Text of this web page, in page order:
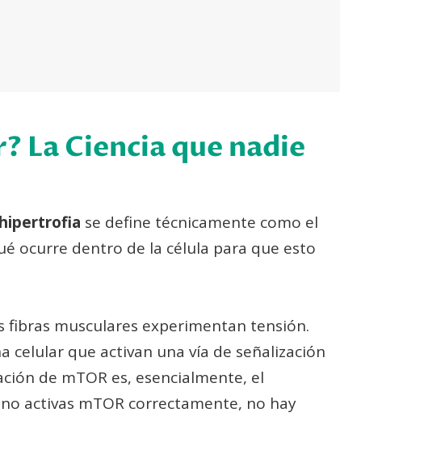
La Ciencia que nadie
hipertrofia se define técnicamente como el
ocurre dentro de la célula para que esto
fibras musculares experimentan tensión.
celular que activan una vía de señalización
de mTOR es, esencialmente, el
activas mTOR correctamente, no hay